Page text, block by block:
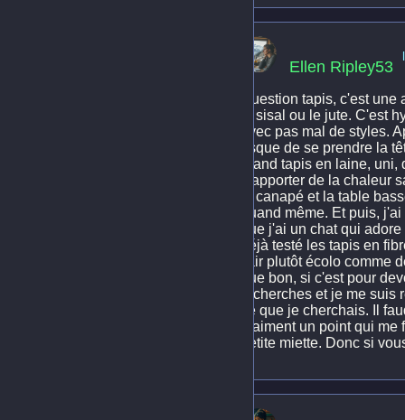
Ellen Ripley53
Question tapis, c'est
le sisal ou le jute. C'est
avec pas mal de styles.
risque de se prendre la
grand tapis en laine,
d'apporter de la chaleur
le canapé et la table
quand même. Et puis,
que j'ai un chat qui
déjà testé les tapis en
l'air plutôt écolo comme
que bon, si c'est pour
recherches et je me suis
ce que je cherchais. Il
vraiment un point qui
petite miette. Donc si